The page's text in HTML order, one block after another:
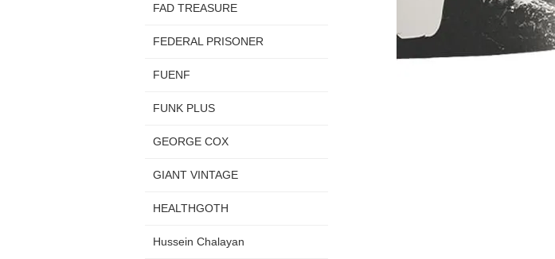
FAD TREASURE
FEDERAL PRISONER
FUENF
FUNK PLUS
GEORGE COX
GIANT VINTAGE
HEALTHGOTH
Hussein Chalayan